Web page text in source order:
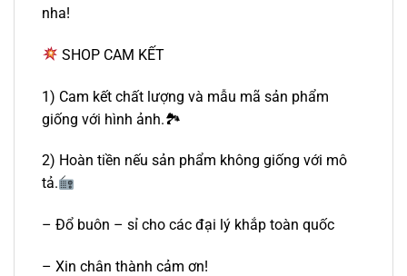
nha!
SHOP CAM KẾT
1) Cam kết chất lượng và mẫu mã sản phẩm
giống với hình ảnh.🏞
2) Hoàn tiền nếu sản phẩm không giống với mô
tả.
– Đổ buôn – sỉ cho các đại lý khắp toàn quốc
– Xin chân thành cảm ơn!